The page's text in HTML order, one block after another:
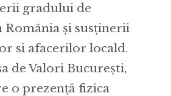
gradului de
România și susținerii
si afacerilor locald.
de Valori București,
o prezență fizica